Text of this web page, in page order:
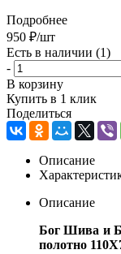
Подробнее
950 ₽/шт
Есть в наличии (1)
-
В корзину
Купить в 1 клик
Поделиться
Описание
Описание
Бог Шива и
полотно